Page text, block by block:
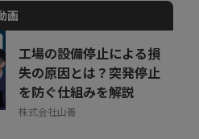
いるサービスについて
ご質問いただけます！
申し込み可能
望する 無料
画
工場の設備停止による損
失の原因とは？突発停止
を防ぐ仕組みを解説
株式会社山善